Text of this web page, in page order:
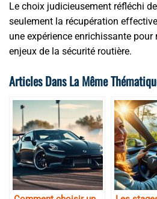
Le choix judicieusement réfléchi
seulement la récupération
une expérience enrichissante
enjeux de la sécurité routière.
Articles Dans La Même